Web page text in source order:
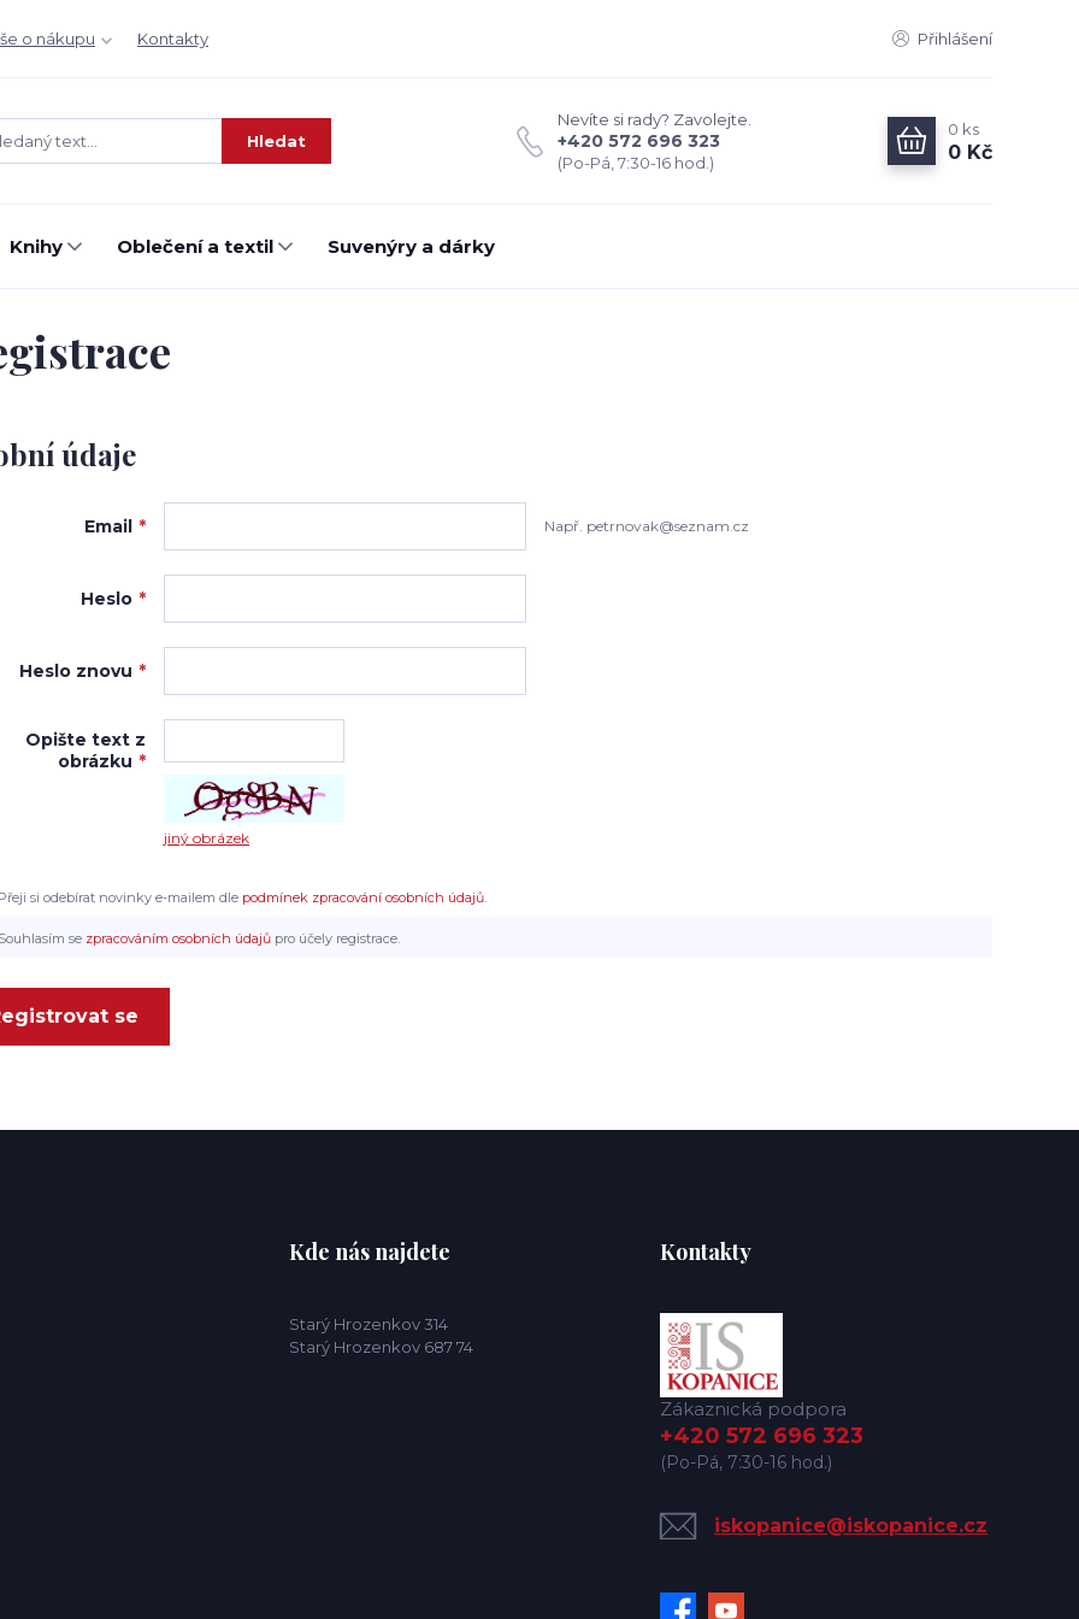
o nákupu Kontakty Přihlášení
Hledat
Nevíte si rady? Zavolejte.
+420 572 696 323
(Po-Pá, 7:30-16 hod.)
0 ks
0 Kč
Knihy Oblečení a textil Suvenýry a dárky
údaje
Email * Např. petrnovak@seznam.cz
Heslo *
Heslo znovu *
Opište text z
obrázku *
jiný obrázek
si odebírat novinky e-mailem dle podmínek zpracování osobních údajů.
se zpracováním osobních údajů pro účely registrace.
se
Kde nás najdete
Starý Hrozenkov 314
Starý Hrozenkov 687 74
Kontakty
Zákaznická podpora
+420 572 696 323
(Po-Pá, 7:30-16 hod.)
iskopanice@iskopanice.cz